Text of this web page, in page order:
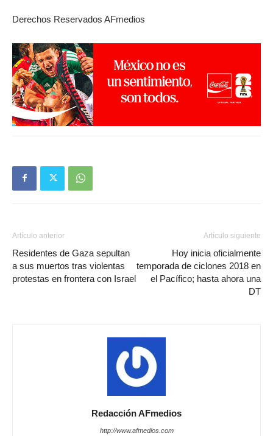
Derechos Reservados AFmedios
Artículo anterior
Residentes de Gaza sepultan
a sus muertos tras violentas
protestas en frontera con Israel
Artículo siguiente
Hoy inicia oficialmente
temporada de ciclones 2018 en
el Pacífico; hasta ahora una
DT
Redacción AFmedios
http://www.afmedios.com